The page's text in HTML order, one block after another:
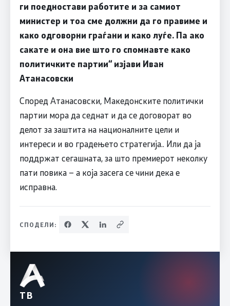
ги поедностави работите и за самиот
министер и тоа сме должни да го правиме и
како одговорни граѓани и како луѓе. Па ако
сакате и она вие што го спомнавте како
политичките партии“ изјави Иван
Атанасовски
Според Атанасовски, Македонските политички
партии мора да седнат и да се договорат во
делот за заштита на националните цели и
интереси и во градењето стратегија.. Или да ја
поддржат сегашната, за што премиерот неколку
пати повика – а која засега се чини дека е
исправна.
СПОДЕЛИ:
ТВ